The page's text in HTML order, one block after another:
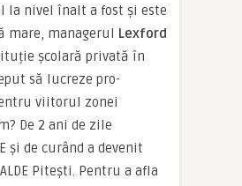
la nivel înalt a fost și este
mare, managerul
Lexford
școlară privată în
să lucreze pro-
viitorul zonei
De 2 ani de zile
și de curând a devenit
Pitești. Pentru a afla